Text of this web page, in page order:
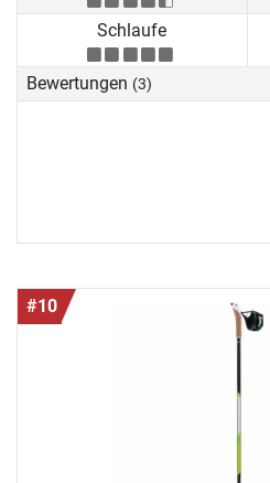
Schlaufe
Bewertungen (3)
#10